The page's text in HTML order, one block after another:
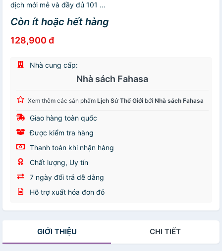
dịch mới mẻ và đầy đủ 101 ...
Còn ít hoặc hết hàng
128,900 đ
Nhà cung cấp:
Nhà sách Fahasa
Xem thêm các sản phẩm Lịch Sử Thế Giới bởi Nhà sách Fahasa
Giao hàng toàn quốc
Được kiểm tra hàng
Thanh toán khi nhận hàng
Chất lượng, Uy tín
7 ngày đổi trả dễ dàng
Hỗ trợ xuất hóa đơn đỏ
GIỚI THIỆU CHI TIẾT